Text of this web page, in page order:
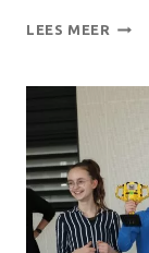
LEES MEER
JE
DAT?